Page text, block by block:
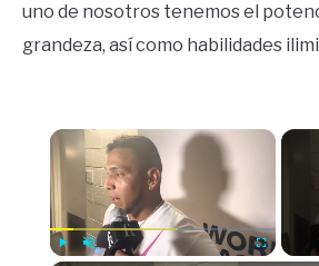
uno de nosotros tenemos el
grandeza, así como habilidades
×